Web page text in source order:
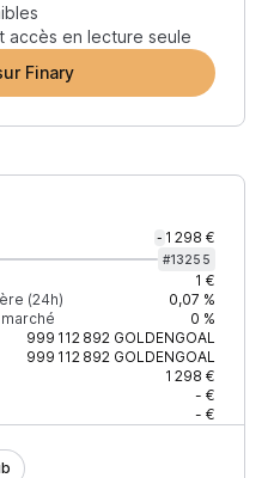
accès en lecture seule
Finary
- 1 298 €
#13255
1 €
(24h)
0,07 %
0 %
999 112 892GOLDENGOAL
999 112 892GOLDENGOAL
1 298 €
- €
- €